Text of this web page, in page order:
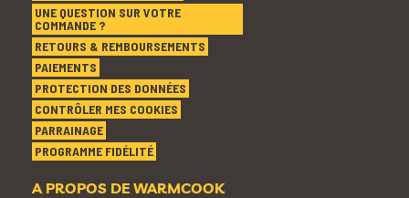
UNE QUESTION SUR VOTRE
COMMANDE ?
RETOURS & REMBOURSEMENTS
PAIEMENTS
PROTECTION DES DONNÉES
CONTRÔLER MES COOKIES
PARRAINAGE
PROGRAMME FIDÉLITÉ
A PROPOS DE WARMCOOK